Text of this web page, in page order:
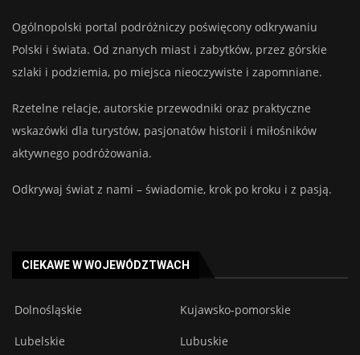
Ogólnopolski portal podróżniczy poświęcony odkrywaniu
Polski i świata. Od znanych miast i zabytków, przez górskie
szlaki i podziemia, po miejsca nieoczywiste i zapomniane.
Rzetelne relacje, autorskie przewodniki oraz praktyczne
wskazówki dla turystów, pasjonatów historii i miłośników
aktywnego podróżowania.
Odkrywaj świat z nami – świadomie, krok po kroku i z pasją.
CIEKAWE W WOJEWÓDZTWACH
Dolnośląskie Kujawsko-pomorskie
Lubelskie Lubuskie